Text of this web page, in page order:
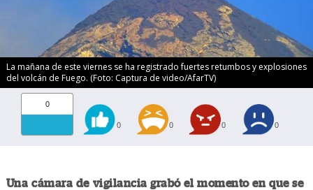
La mañana de este viernes se ha registrado fuertes retumbos y explosiones
del volcán de Fuego. (Foto: Captura de video/AfarTV)
0
0 0 0 0
Una cámara de vigilancia grabó el momento en que se